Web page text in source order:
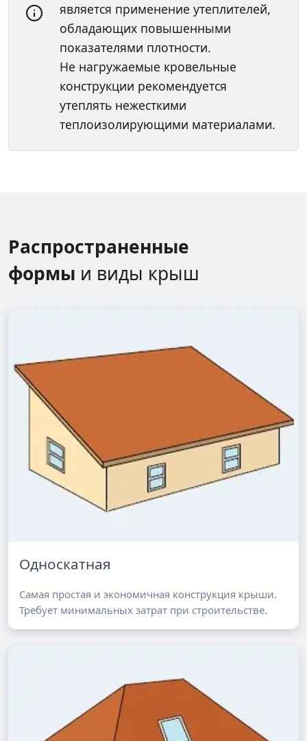
является применение утеплителей,
обладающих повышенными
показателями плотности.
Не нагружаемые кровельные
конструкции рекомендуется
утеплять нежесткими
теплоизолирующими материалами.
Распространенные
формы и виды крыш
Односкатная
Самая простая и экономичная конструкция крыши.
Требует минимальных затрат при строительстве.